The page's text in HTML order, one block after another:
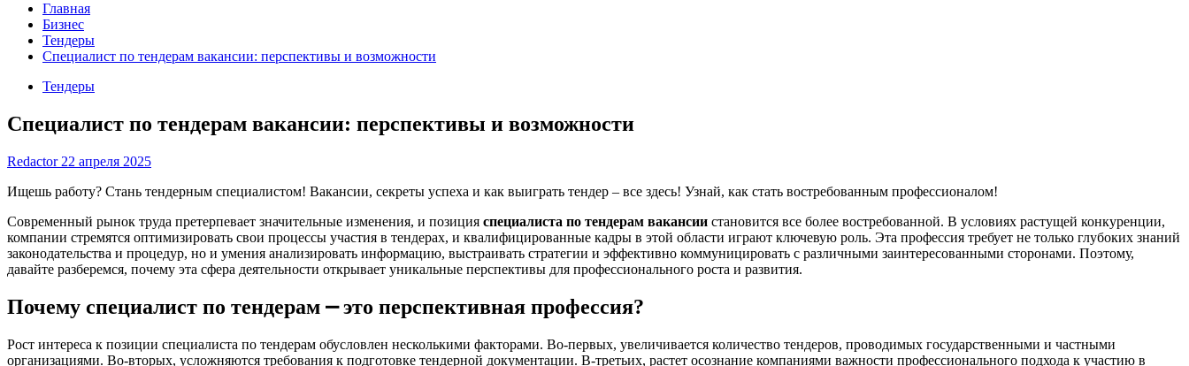
Главная
Бизнес
Тендеры
Специалист по тендерам вакансии: перспективы и возможности
Тендеры
Специалист по тендерам вакансии: перспективы и возможности
Redactor 22 апреля 2025
Ищешь работу? Стань тендерным специалистом! Вакансии, секреты успеха и как выиграть тендер – все здесь! Узнай, как стать востребованным профессионалом!
Современный рынок труда претерпевает значительные изменения, и позиция специалиста по тендерам вакансии становится все более востребованной. В условиях растущей конкуренции,
компании стремятся оптимизировать свои процессы участия в тендерах, и квалифицированные кадры в этой области играют ключевую роль. Эта профессия требует не только глубоких знаний
законодательства и процедур, но и умения анализировать информацию, выстраивать стратегии и эффективно коммуницировать с различными заинтересованными сторонами. Поэтому,
давайте разберемся, почему эта сфера деятельности открывает уникальные перспективы для профессионального роста и развития.
Почему специалист по тендерам ⎼ это перспективная профессия?
Рост интереса к позиции специалиста по тендерам обусловлен несколькими факторами. Во-первых, увеличивается количество тендеров, проводимых государственными и частными
организациями. Во-вторых, усложняются требования к подготовке тендерной документации. В-третьих, растет осознание компаниями важности профессионального подхода к участию в